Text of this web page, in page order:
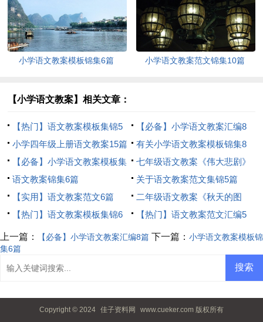
小学语文教案模板锦集6篇 小学语文教案范文锦集10篇
【小学语文教案】相关文章：
【热门】语文教案模板集锦5
篇
【必备】小学语文教案汇编8
篇
小学四年级上册语文教案15篇
有关小学语文教案模板锦集8
篇
【必备】小学语文教案模板集
锦6篇
七年级语文教案《伟大悲剧》
语文教案锦集6篇
关于语文教案范文集锦5篇
【实用】语文教案范文6篇
二年级语文教案《秋天的图
画》
【热门】语文教案模板集锦6
【热门】语文教案范文汇编5
篇
上一篇： 【必备】小学语文教案汇编8篇 下一篇： 小学语文教案模板锦
集6篇
Copyright © 2024 佳子资料网 www.cueker.com 版权所有